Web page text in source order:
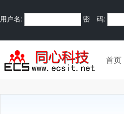
用户名: 密 码:
首页